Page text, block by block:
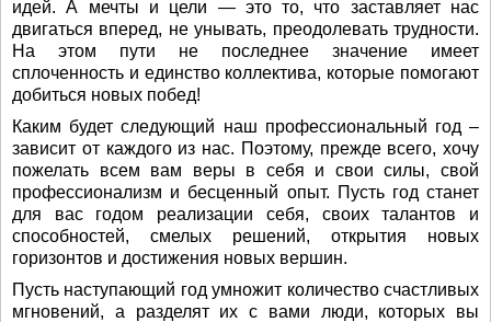
идей. А мечты и цели — это то, что заставляет нас
двигаться вперед, не унывать, преодолевать трудности.
На этом пути не последнее значение имеет
сплоченность и единство коллектива, которые помогают
добиться новых побед!
Каким будет следующий наш профессиональный год –
зависит от каждого из нас. Поэтому, прежде всего, хочу
пожелать всем вам веры в себя и свои силы, свой
профессионализм и бесценный опыт. Пусть год станет
для вас годом реализации себя, своих талантов и
способностей, смелых решений, открытия новых
горизонтов и достижения новых вершин.
Пусть наступающий год умножит количество счастливых
мгновений, а разделят их с вами люди, которых вы